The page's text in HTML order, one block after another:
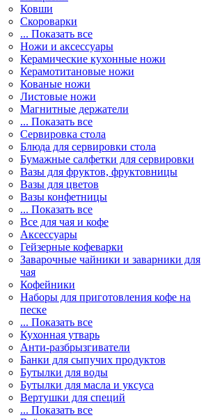
Ковши
Скороварки
... Показать все
Ножи и аксессуары
Керамические кухонные ножи
Керамотитановые ножи
Кованые ножи
Листовые ножи
Магнитные держатели
... Показать все
Сервировка стола
Блюда для сервировки стола
Бумажные салфетки для сервировки
Вазы для фруктов, фруктовницы
Вазы для цветов
Вазы конфетницы
... Показать все
Все для чая и кофе
Аксессуары
Гейзерные кофеварки
Заварочные чайники и заварники для
чая
Кофейники
Наборы для приготовления кофе на
песке
... Показать все
Кухонная утварь
Анти-разбрызгиватели
Банки для сыпучих продуктов
Бутылки для воды
Бутылки для масла и уксуса
Вертушки для специй
... Показать все